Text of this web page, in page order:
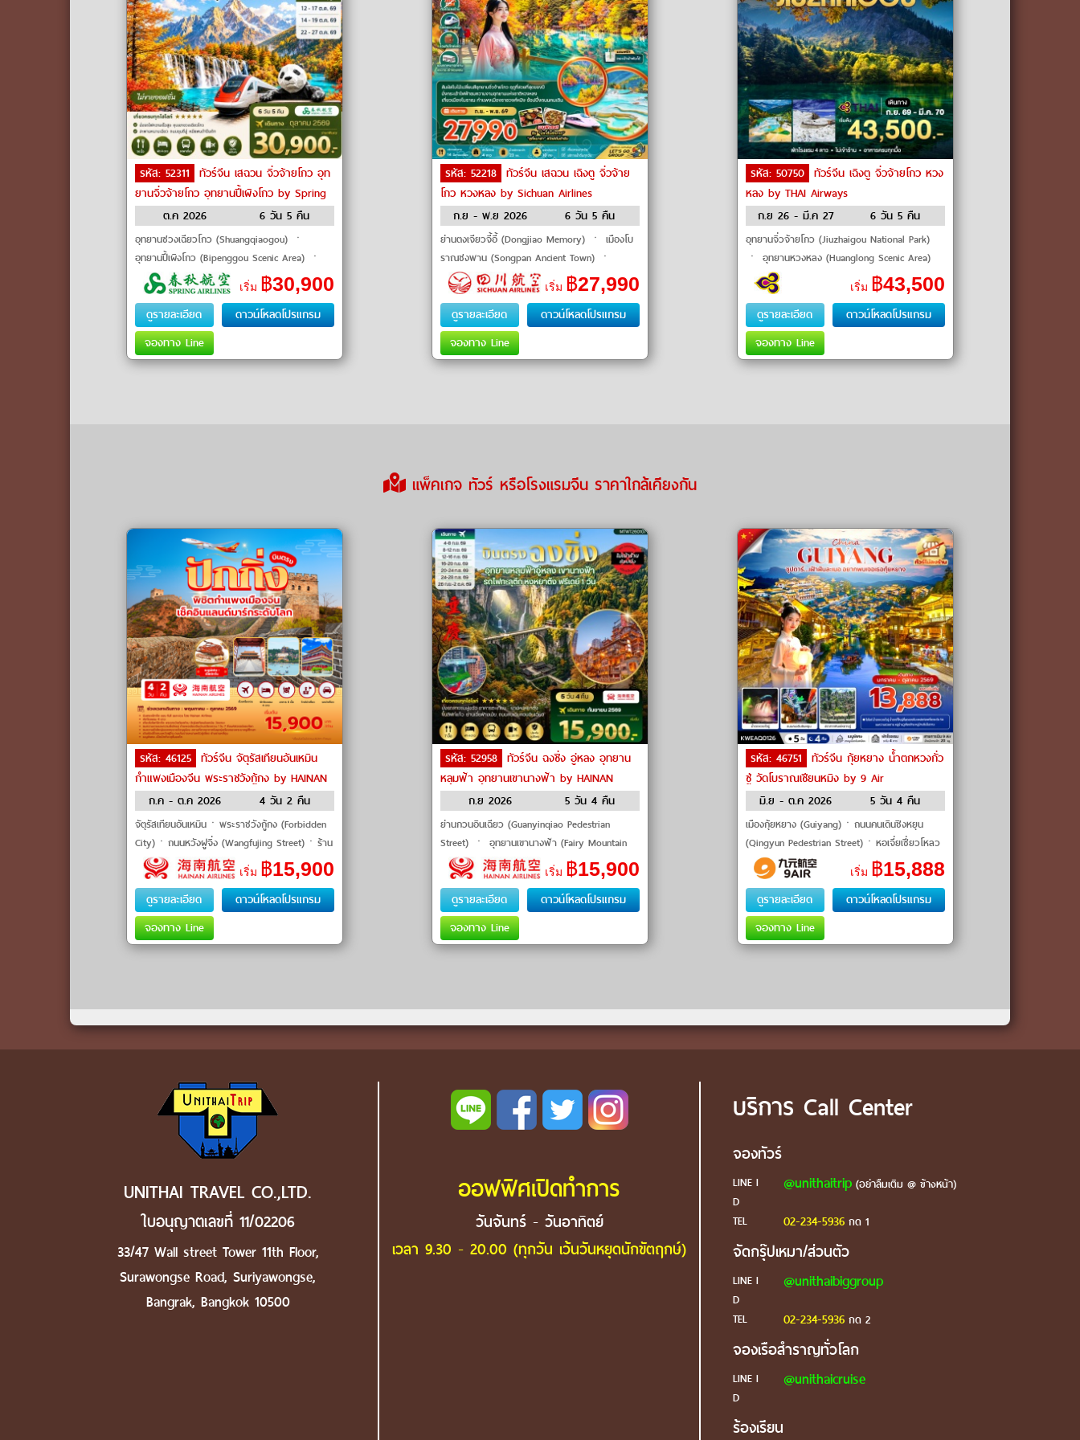
รหัส: 52311 ทัวร์จีน เสฉวน จิ่วจ้ายโกว อุท
ยานจิ่วจ้ายโกว อุทยานปี้เผิงโกว by Spring
Airlinesต.ค 2026 6 วัน 5 คืน
อุทยานซวงเฉียวโกว (Shuangqiaogou) ㆍ
อุทยานปี้เผิงโกว (Bipenggou Scenic Area) ㆍ
อุทยานจิ่วจ้ายโกว (Jiuzhaigou National Park)
ㆍ ทะเลสาบแรด (Rhinoceros Lake) ㆍ น้ำตก
เริ่ม ฿30,900
ดูรายละเอียด
ดาวน์โหลดโปรแกรม
จองทาง Line
รหัส: 52218 ทัวร์จีน เสฉวน เฉิงตู จิ่วจ้าย
โกว หวงหลง by Sichuan Airlines
ก.ย - พ.ย 2026
6 วัน 5 คืน
ย่านตงเจียวจี้อี้ (Dongjiao Memory) ㆍ เมืองโบ
ราณซงพาน (Songpan Ancient Town) ㆍ
อุทยานแห่งชาติจิ่วจ้ายโกว (Jiuzhaigou National
Park) ㆍ ทะเลสาบแรด (Rhino Lake) �
เริ่ม ฿27,990
ดูรายละเอียด
ดาวน์โหลดโปรแกรม
จองทาง Line
รหัส: 50750 ทัวร์จีน เฉิงตู จิ่วจ้ายโกว หวง
หลง by THAI Airways
ก.ย 26 - มี.ค 27
6 วัน 5 คืน
อุทยานจิ่วจ้ายโกว (Jiuzhaigou National Park)
ㆍ อุทยานหวงหลง (Huanglong Scenic Area)
ㆍ กลาเซียร์ต๋ากู่ปิงชวน (Dagu Glacier) ㆍ เมือง
โบราณซงพาน (Songpan Ancient Town)
เริ่ม ฿43,500
ดูรายละเอียด
ดาวน์โหลดโปรแกรม
จองทาง Line
แพ็คเกจ ทัวร์ หรือโรงแรมจีน ราคาใกล้เคียงกัน
รหัส: 46125 ทัวร์จีน จัตุรัสเทียนอันเหมิน
กำแพงเมืองจีน พระราชวังกู้กง by HAINAN
AIRLINES
ก.ค - ต.ค 2026 4 วัน 2 คืน
จัตุรัสเทียนอันเหมินㆍพระราชวังกู้กง (Forbidden
City)ㆍถนนหวังฝูจิ่ง (Wangfujing Street)ㆍร้าน
ยาหรือร้านนวดเท้าㆍกำแพงเมืองจีน (ด่
เริ่ม ฿15,900
ดูรายละเอียด
ดาวน์โหลดโปรแกรม
จองทาง Line
รหัส: 52958 ทัวร์จีน ฉงชิ่ง อู่หลง อุทยาน
หลุมฟ้า อุทยานเขานางฟ้า by HAINAN
AIRLINESก.ย 2026 5 วัน 4 คืน
ย่านกวนอินเฉียว (Guanyinqiao Pedestrian
Street) ㆍ อุทยานเขานางฟ้า (Fairy Mountain
National Forest Park) ㆍ อุทยานหลุมฟ้า (Three
Natural Bridges) ㆍ สะพานธรรมชาติสามแห่ง (
เริ่ม ฿15,900
ดูรายละเอียด
ดาวน์โหลดโปรแกรม
จองทาง Line
รหัส: 46751 ทัวร์จีน กุ้ยหยาง น้ำตกหวงกั่ว
ซู่ วัดโบราณเชียนหมิง by 9 Air
มิ.ย - ต.ค 2026
5 วัน 4 คืน
เมืองกุ้ยหยาง (Guiyang)ㆍถนนคนเดินชิงหยุน
(Qingyun Pedestrian Street)ㆍหอเจี่ยเซี่ยวโหลว
(Jiaxiao Tower)ㆍวัดโบราณเชียนหมิง (Qianming
Ancient Temple)ㆍเมืองโ�เริ่ม ฿15,888
ดูรายละเอียด
ดาวน์โหลดโปรแกรม
จองทาง Line
UNITHAI TRAVEL CO.,LTD.
ใบอนุญาตเลขที่ 11/02206
33/47 Wall street Tower 11th Floor,
Surawongse Road, Suriyawongse,
Bangrak, Bangkok 10500
ออฟฟิศเปิดทำการ
วันจันทร์ - วันอาทิตย์
เวลา 9.30 - 20.00 (ทุกวัน เว้นวันหยุดนักขัตฤกษ์)
บริการ Call Center
จองทัวร์
LINE I
D
@unithaitrip(อย่าลืมเติม @ ข้างหน้า)
TEL 02-234-5936กด 1
จัดกรุ๊ปเหมา/ส่วนตัว
LINE I
D
@unithaibiggroup
TEL 02-234-5936กด 2
จองเรือสำราญทั่วโลก
LINE I
D
@unithaicruise
ร้องเรียน